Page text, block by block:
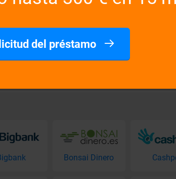
del préstamo
Se necesita un ingreso estable, la
Cuando llego a los comentarios
Todas las aplicaciones evaluarán
¿Puedo obtener un préstamo a
No importa, el préstamo es 100%
Bonsai Dinero